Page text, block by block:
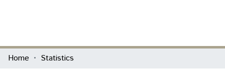
Communities & Collections
Home Statistics